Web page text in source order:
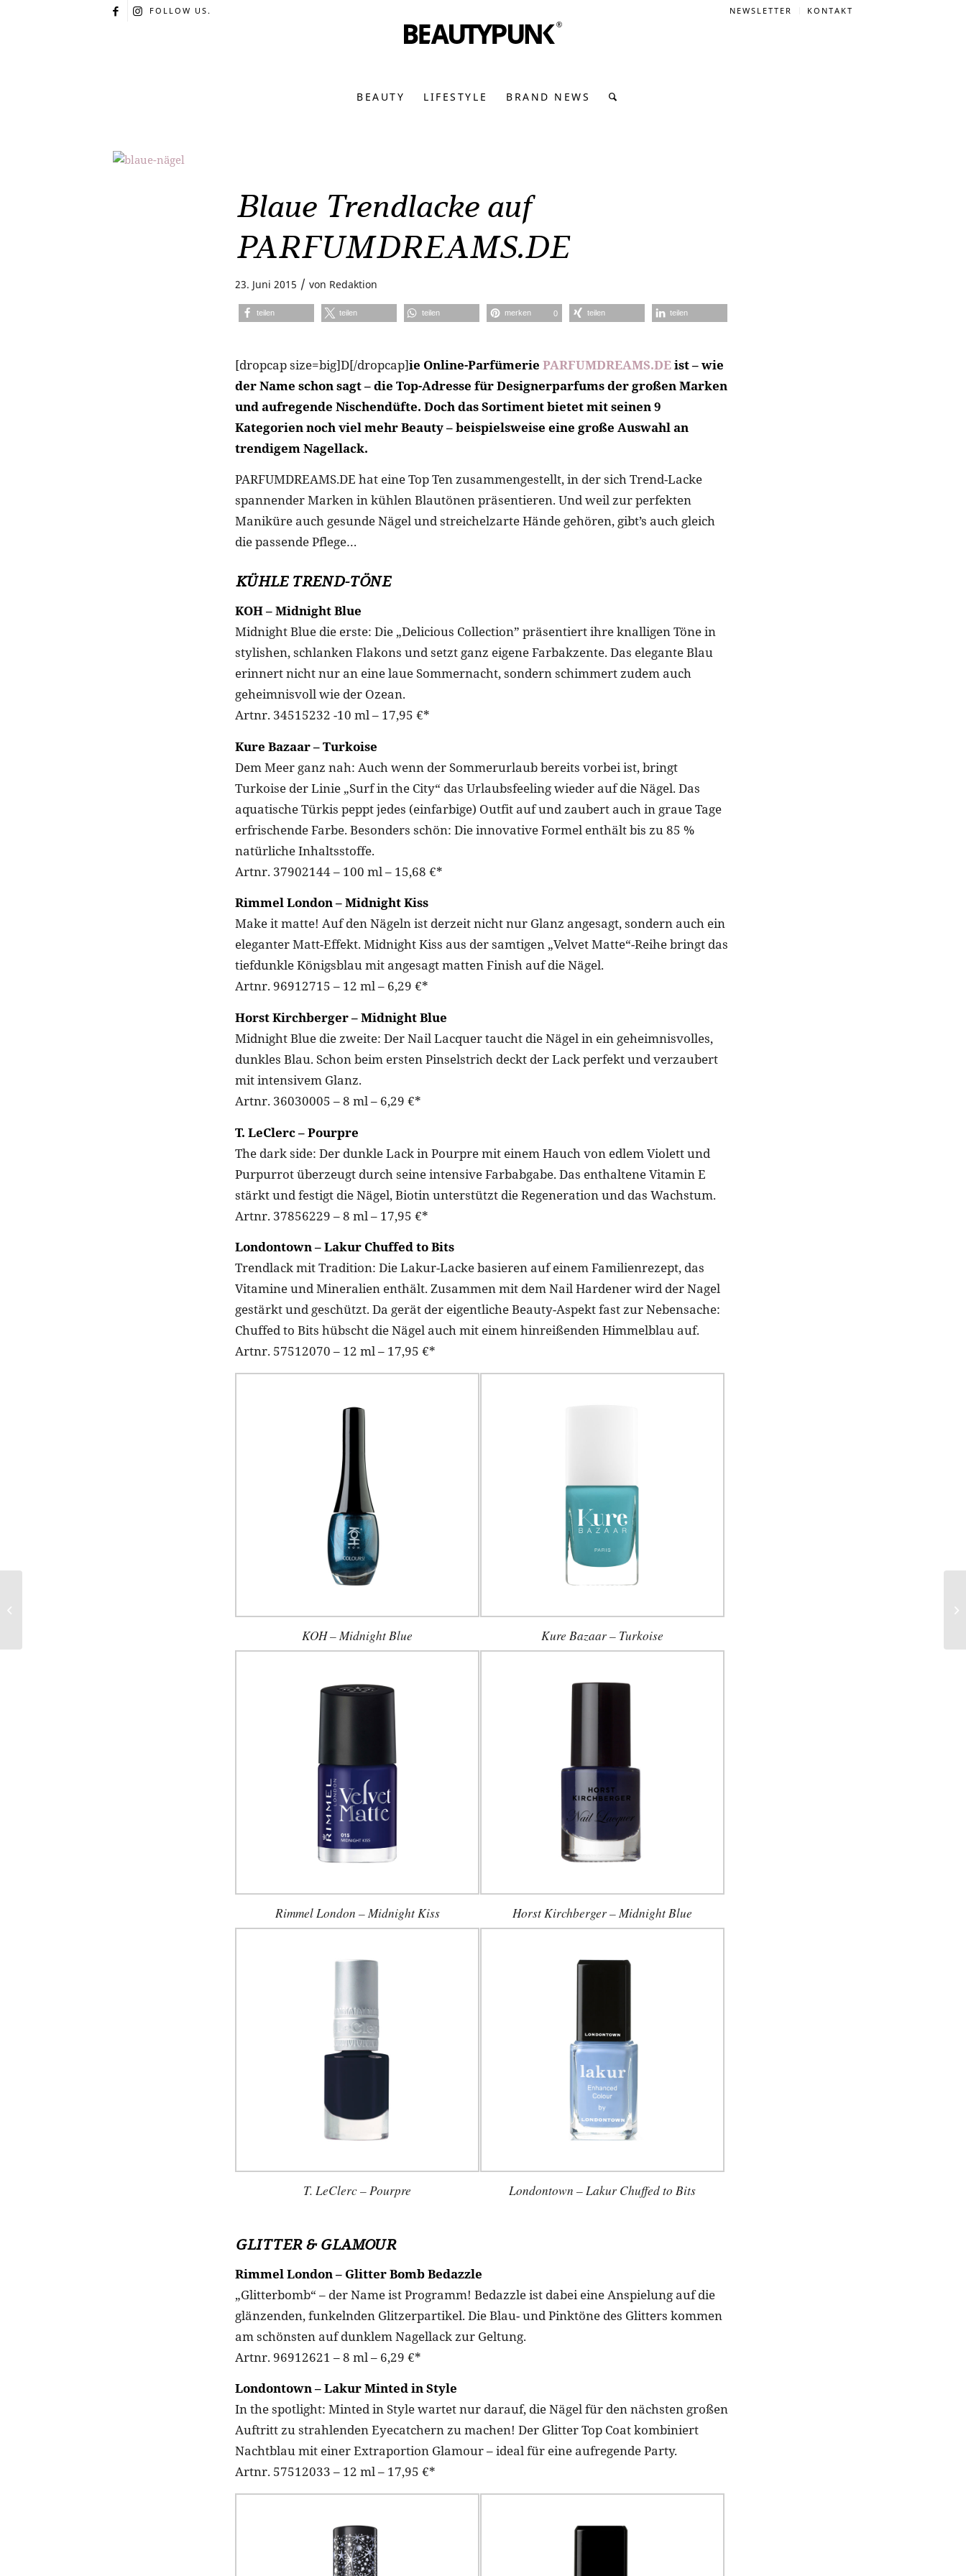
NEWSLETTER KONTAKT
FOLLOW US.
BEAUTY LIFESTYLE BRAND NEWS
Blaue Trendlacke auf
PARFUMDREAMS.DE
23. Juni 2015 / von Redaktion
teilen teilen teilen merken 0 teilen teilen
[dropcap size=big]D[/dropcap]ie Online-Parfümerie PARFUMDREAMS.DEist – wie
der Name schon sagt – die Top-Adresse für Designerparfums der großen Marken
und aufregende Nischendüfte. Doch das Sortiment bietet mit seinen 9
Kategorien noch viel mehr Beauty – beispielsweise eine große Auswahl an
trendigem Nagellack.
PARFUMDREAMS.DE hat eine Top Ten zusammengestellt, in der sich Trend-Lacke
spannender Marken in kühlen Blautönen präsentieren. Und weil zur perfekten
Maniküre auch gesunde Nägel und streichelzarte Hände gehören, gibt’s auch gleich
die passende Pflege…
KÜHLE TREND-TÖNE
KOH – Midnight Blue
Midnight Blue die erste: Die „Delicious Collection” präsentiert ihre knalligen Töne in
stylishen, schlanken Flakons und setzt ganz eigene Farbakzente. Das elegante Blau
erinnert nicht nur an eine laue Sommernacht, sondern schimmert zudem auch
geheimnisvoll wie der Ozean.
Artnr. 34515232 -10 ml – 17,95 €*
Kure Bazaar – Turkoise
Dem Meer ganz nah: Auch wenn der Sommerurlaub bereits vorbei ist, bringt
Turkoise der Linie „Surf in the City“ das Urlaubsfeeling wieder auf die Nägel. Das
aquatische Türkis peppt jedes (einfarbige) Outfit auf und zaubert auch in graue Tage
erfrischende Farbe. Besonders schön: Die innovative Formel enthält bis zu 85 %
natürliche Inhaltsstoffe.
Artnr. 37902144 – 100 ml – 15,68 €*
Rimmel London – Midnight Kiss
Make it matte! Auf den Nägeln ist derzeit nicht nur Glanz angesagt, sondern auch ein
eleganter Matt-Effekt. Midnight Kiss aus der samtigen „Velvet Matte“-Reihe bringt das
tiefdunkle Königsblau mit angesagt matten Finish auf die Nägel.
Artnr. 96912715 – 12 ml – 6,29 €*
Horst Kirchberger – Midnight Blue
Midnight Blue die zweite: Der Nail Lacquer taucht die Nägel in ein geheimnisvolles,
dunkles Blau. Schon beim ersten Pinselstrich deckt der Lack perfekt und verzaubert
mit intensivem Glanz.
Artnr. 36030005 – 8 ml – 6,29 €*
T. LeClerc – Pourpre
The dark side: Der dunkle Lack in Pourpre mit einem Hauch von edlem Violett und
Purpurrot überzeugt durch seine intensive Farbabgabe. Das enthaltene Vitamin E
stärkt und festigt die Nägel, Biotin unterstützt die Regeneration und das Wachstum.
Artnr. 37856229 – 8 ml – 17,95 €*
Londontown – Lakur Chuffed to Bits
Trendlack mit Tradition: Die Lakur-Lacke basieren auf einem Familienrezept, das
Vitamine und Mineralien enthält. Zusammen mit dem Nail Hardener wird der Nagel
gestärkt und geschützt. Da gerät der eigentliche Beauty-Aspekt fast zur Nebensache:
Chuffed to Bits hübscht die Nägel auch mit einem hinreißenden Himmelblau auf.
Artnr. 57512070 – 12 ml – 17,95 €*
KOH – Midnight Blue Kure Bazaar – Turkoise
Rimmel London – Midnight Kiss Horst Kirchberger – Midnight Blue
T. LeClerc – Pourpre Londontown – Lakur Chuffed to Bits
GLITTER & GLAMOUR
Rimmel London – Glitter Bomb Bedazzle
„Glitterbomb“ – der Name ist Programm! Bedazzle ist dabei eine Anspielung auf die
glänzenden, funkelnden Glitzerpartikel. Die Blau- und Pinktöne des Glitters kommen
am schönsten auf dunklem Nagellack zur Geltung.
Artnr. 96912621 – 8 ml – 6,29 €*
Londontown – Lakur Minted in Style
In the spotlight: Minted in Style wartet nur darauf, die Nägel für den nächsten großen
Auftritt zu strahlenden Eyecatchern zu machen! Der Glitter Top Coat kombiniert
Nachtblau mit einer Extraportion Glamour – ideal für eine aufregende Party.
Artnr. 57512033 – 12 ml – 17,95 €*